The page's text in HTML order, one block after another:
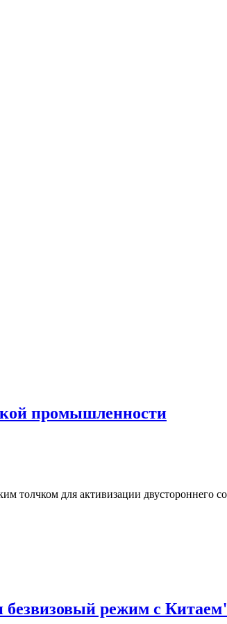
промышленности
толчком для активизации двустороннего
режим с